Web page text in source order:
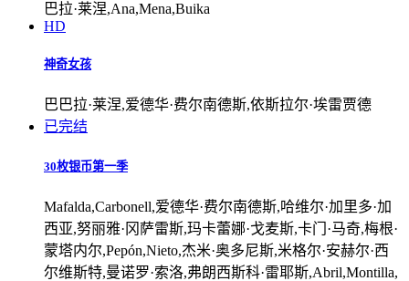
巴拉·莱涅,Ana,Mena,Buika
HD
神奇女孩
巴巴拉·莱涅,爱德华·费尔南德斯,依斯拉尔·埃雷贾德
已完结
30枚银币第一季
Mafalda,Carbonell,爱德华·费尔南德斯,哈维尔·加里多·加
西亚,努丽雅·冈萨雷斯,玛卡蕾娜·戈麦斯,卡门·马奇,梅根·
蒙塔内尔,Pepón,Nieto,杰米·奥多尼斯,米格尔·安赫尔·西
尔维斯特,曼诺罗·索洛,弗朗西斯科·雷耶斯,Abril,Montilla,